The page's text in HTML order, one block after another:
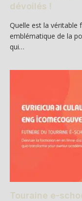
dévoilés !
Quelle est la véritable
emblématique de la
qui…
Touraine e-